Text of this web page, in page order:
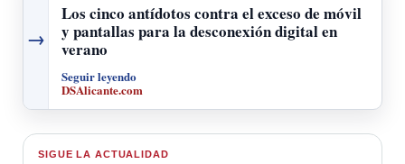
→
Los cinco antídotos contra el exceso de móvil
y pantallas para la desconexión digital en
verano
Seguir leyendo
DSAlicante.com
SIGUE LA ACTUALIDAD